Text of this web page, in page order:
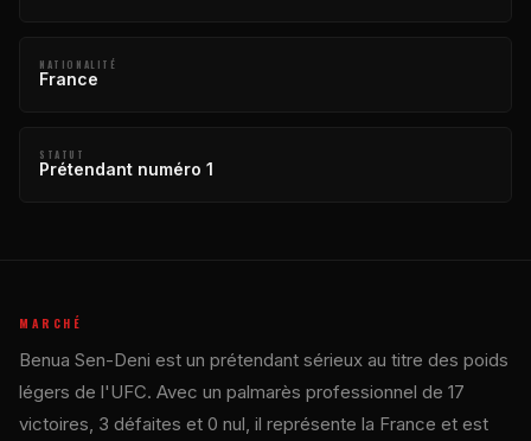
NATIONALITÉ
France
STATUT
Prétendant numéro 1
MARCHÉ
Benua Sen-Deni est un prétendant sérieux au titre des poids
légers de l'UFC. Avec un palmarès professionnel de 17
victoires, 3 défaites et 0 nul, il représente la France et est